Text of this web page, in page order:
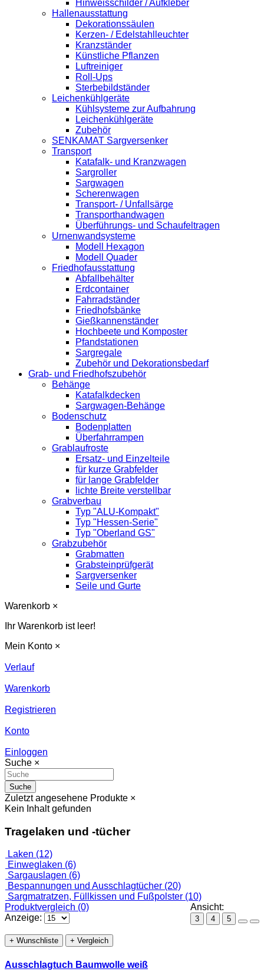
Hinweisschilder / Aufkleber
Hallenausstattung
Dekorationssäulen
Kerzen- / Edelstahlleuchter
Kranzständer
Künstliche Pflanzen
Luftreiniger
Roll-Ups
Sterbebildständer
Leichenkühlgeräte
Kühlsysteme zur Aufbahrung
Leichenkühlgeräte
Zubehör
SENKAMAT Sargversenker
Transport
Katafalk- und Kranzwagen
Sargroller
Sargwagen
Scherenwagen
Transport- / Unfallsärge
Transporthandwagen
Überführungs- und Schaufeltragen
Urnenwandsysteme
Modell Hexagon
Modell Quader
Friedhofausstattung
Abfallbehälter
Erdcontainer
Fahrradständer
Friedhofsbänke
Gießkannenständer
Hochbeete und Komposter
Pfandstationen
Sargregale
Zubehör und Dekorationsbedarf
Grab- und Friedhofszubehör
Behänge
Katafalkdecken
Sargwagen-Behänge
Bodenschutz
Bodenplatten
Überfahrrampen
Grablaufroste
Ersatz- und Einzelteile
für kurze Grabfelder
für lange Grabfelder
lichte Breite verstellbar
Grabverbau
Typ "ALU-Kompakt"
Typ "Hessen-Serie"
Typ "Oberland GS"
Grabzubehör
Grabmatten
Grabsteinprüfgerät
Sargversenker
Seile und Gurte
Warenkorb ×
Ihr Warenkorb ist leer!
Mein Konto ×
Verlauf
Warenkorb
Registrieren
Konto
Einloggen
Suche ×
Suche
Zuletzt angesehene Produkte ×
Kein Inhalt gefunden
Tragelaken und -tücher
Laken (12)
Einweglaken (6)
Sargauslagen (6)
Bespannungen und Ausschlagtücher (20)
Sargmatratzen, Füllkissen und Fußpolster (10)
Ansicht:
3 4 5
Produktvergleich (0)
Anzeige:
+ Wunschliste + Vergleich
Ausschlagtuch Baumwolle weiß